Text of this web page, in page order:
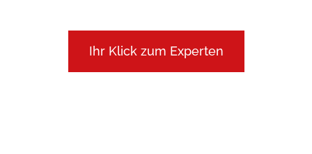
Ihr Klick zum Experten